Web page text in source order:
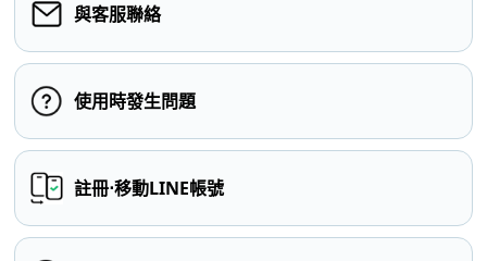
與客服聯絡
使用時發生問題
註冊⋅移動LINE帳號